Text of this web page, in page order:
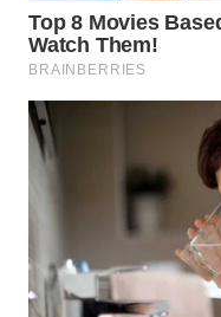
WN
MADURA
WN
SURABAYA
WN
BINTAN